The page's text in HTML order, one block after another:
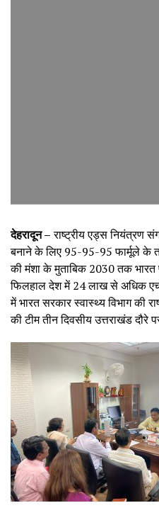
देहरादून –राष्ट्रीय एड्स नियंत्रण
बनाने के लिए 95-95-95 फार्मूले के
की मंशा के मुताबिक 2030 तक भारत
फिलहाल देश में 24 लाख से अधिक
में भारत सरकार स्वास्थ्य विभाग की
की टीम तीन दिवसीय उत्तराखंड दौरे